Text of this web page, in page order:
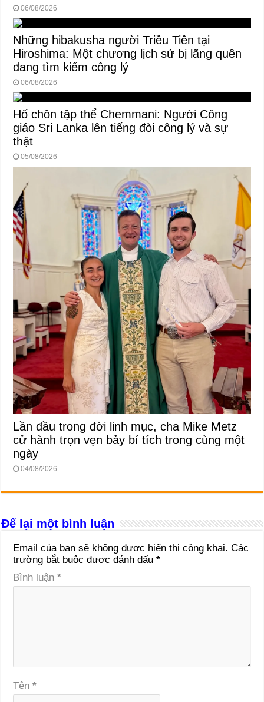
06/08/2026
Những hibakusha người Triều Tiên tại
Hiroshima: Một chương lịch sử bị lãng quên
đang tìm kiếm công lý
06/08/2026
Hố chôn tập thể Chemmani: Người Công
giáo Sri Lanka lên tiếng đòi công lý và sự
thật
05/08/2026
Lần đầu trong đời linh mục, cha Mike Metz
cử hành trọn vẹn bảy bí tích trong cùng một
ngày
04/08/2026
Để lại một bình luận
Email của bạn sẽ không được hiển thị công khai. Các
trường bắt buộc được đánh dấu*
Bình luận*
Tên*